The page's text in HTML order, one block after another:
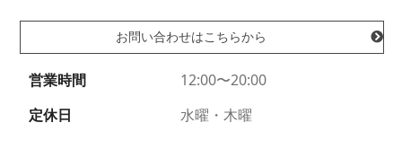
お問い合わせはこちらから
営業時間
12:00〜20:00
定休日
水曜・木曜